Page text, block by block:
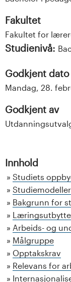
Fakultet
Fakultet for
Studienivå:
Godkjent dato
Mandag, 28.
Godkjent av
Innhold
Studiets
Studiemodeller
Bakgrunn for
Læringsutbytte
Arbeids- og
Målgruppe
Opptakskrav
Relevans for